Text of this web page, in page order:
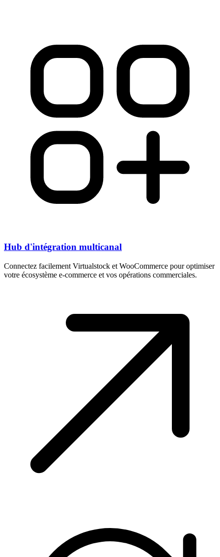
Hub d'intégration multicanal
Connectez facilement Virtualstock et WooCommerce pour optimiser
votre écosystème e-commerce et vos opérations commerciales.